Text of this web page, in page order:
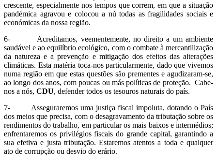
crescente, especialmente nos tempos que correm, em que a situação
pandémica agravou e colocou a nú todas as fragilidades sociais e
económicas da nossa região.
6- Acreditamos, veementemente, no direito a um ambiente
saudável e ao equilíbrio ecológico, com o combate à mercantilização
da natureza e a prevenção e mitigação dos efeitos das alterações
climáticas. Esta matéria toca-nos particularmente, dado que vivemos
numa região em que estas questões são prementes e agudizaram-se,
ao longo dos anos, com poucas ou más políticas de proteção. Cabe-
nos a nós, CDU, defender todos os tesouros naturais do país.
7- Asseguraremos uma justiça fiscal impoluta, dotando o País
dos meios que precisa, com o desagravamento da tributação sobre os
rendimentos do trabalho, em particular os mais baixos e intermédios;
enfrentaremos os privilégios fiscais do grande capital, garantindo a
sua efetiva e justa tributação. Estaremos atentos a toda e qualquer
ato de corrupção ou desvio do erário.